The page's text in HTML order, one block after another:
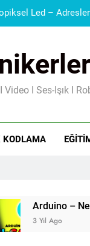
Kaynakları I Şarj
I Ses-Işık I
KODLAMA